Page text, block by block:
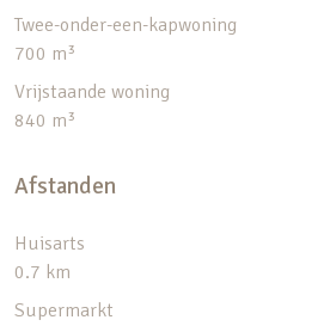
Twee-onder-een-kapwoning
700 m³
Vrijstaande woning
840 m³
Afstanden
Huisarts
0.7 km
Supermarkt